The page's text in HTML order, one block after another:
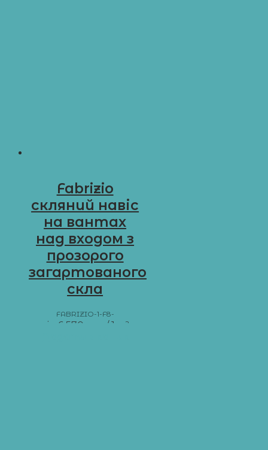
Fabrizio
скляний навіс
на вантах
над входом з
прозорого
загартованого
скла
FABRIZIO-1-F8-
від 6 570
/ 1 м²